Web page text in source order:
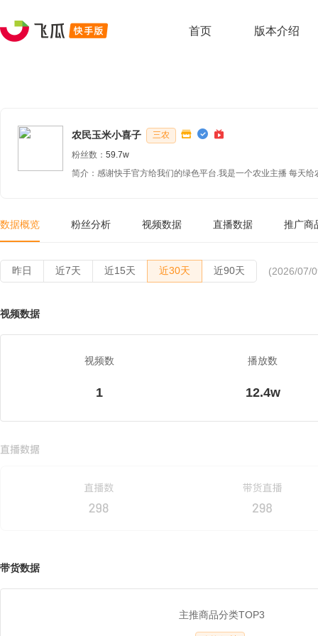
首页 版本介绍
农民玉米小喜子
三农
粉丝数： 59.7w
简介：感谢快手官方给我们的绿色平台.我是一个农业主播 每天
数据概览 粉丝分析 视频数据 直播数据 推广商
昨日 近7天 近15天 近30天 近90天 (2026/07/
视频数据
视频数
1
播放数
12.4w
带货数据
主推商品分类TOP3